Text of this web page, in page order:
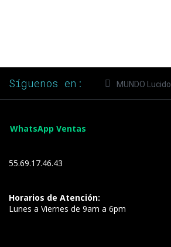
Síguenos en: MUNDO Lucido
WhatsApp Ventas
55.69.17.46.43
Horarios de Atención:
Lunes a Viernes de 9am a 6pm